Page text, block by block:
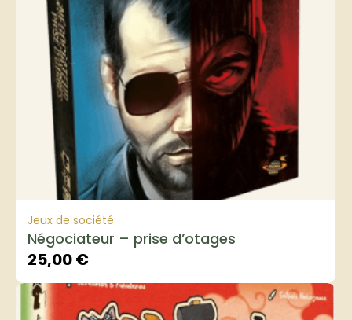
Jeux de société
Négociateur – prise d’otages
25,00€